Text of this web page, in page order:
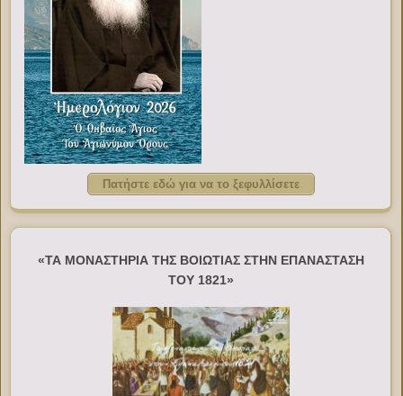
Πατήστε εδώ για να το ξεφυλλίσετε
«ΤΑ ΜΟΝΑΣΤΗΡΙΑ ΤΗΣ ΒΟΙΩΤΙΑΣ ΣΤΗΝ ΕΠΑΝΑΣΤΑΣΗ
ΤΟΥ 1821»